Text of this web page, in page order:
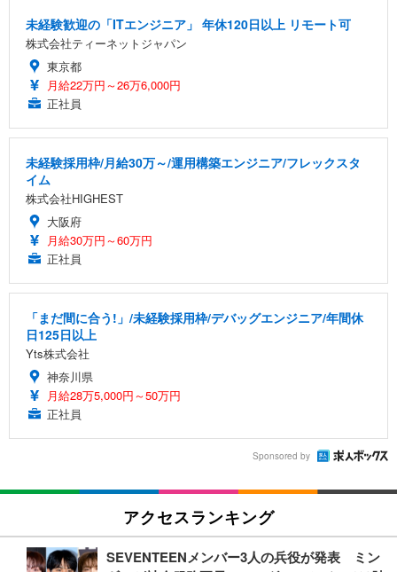
未経験歓迎の「ITエンジニア」 年休120日以上 リモート可
株式会社ティーネットジャパン
東京都
月給22万円～26万6,000円
正社員
未経験採用枠/月給30万～/運用構築エンジニア/フレックスタ
イム
株式会社HIGHEST
大阪府
月給30万円～60万円
正社員
「まだ間に合う!」/未経験採用枠/デバッグエンジニア/年間休
日125日以上
Yts株式会社
神奈川県
月給28万5,000円～50万円
正社員
Sponsored by
アクセスランキング
SEVENTEENメンバー3人の兵役が発表 ミン